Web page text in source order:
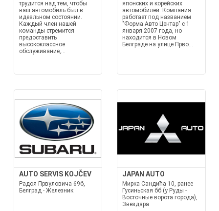
трудится над тем, чтобы
ваш автомобиль был в
идеальном состоянии.
Каждый член нашей
команды стремится
предоставить
высококлассное
обслуживание,...
японских и корейских
автомобилей. Компания
работает под названием
"Форма Авто Центар" с 1
января 2007 года, но
находится в Новом
Белграде на улице Прво...
AUTO SERVIS KOJČEV
Радоя Првуловича 69б,
Белград - Железник
JAPAN AUTO
Мирка Сандића 10, ранее
Гусиньская бб (у Руды -
Восточные ворота города),
Звездара